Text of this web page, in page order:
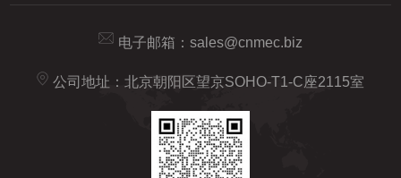
电子邮箱： sales@cnmec.biz
公司地址：北京朝阳区望京SOHO-T1-C座2115室